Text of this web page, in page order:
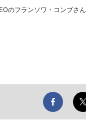
のフランソワ・コンブさん